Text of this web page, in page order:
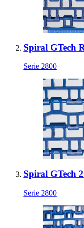
Spiral GTech
Serie 2800
Spiral GTech
Serie 2800